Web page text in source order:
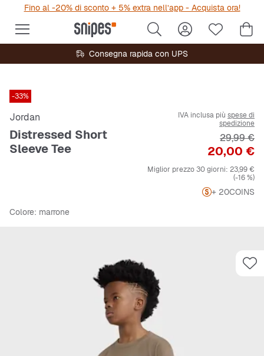
Fino al -20% di sconto + 5% extra nell’app - Acquista ora!
Consegna rapida con UPS
-33%
Jordan
Distressed Short
Sleeve Tee
IVA inclusa più spese di
spedizione
Prezzo
20,00 €
Prezzo
29,99 €
Miglior prezzo 30 giorni: 23,99 €
(-16 %)
+ 20COINS
Colore: marrone